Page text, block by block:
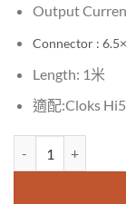
Output
Connector :
Length: 1米
適配:Cloks